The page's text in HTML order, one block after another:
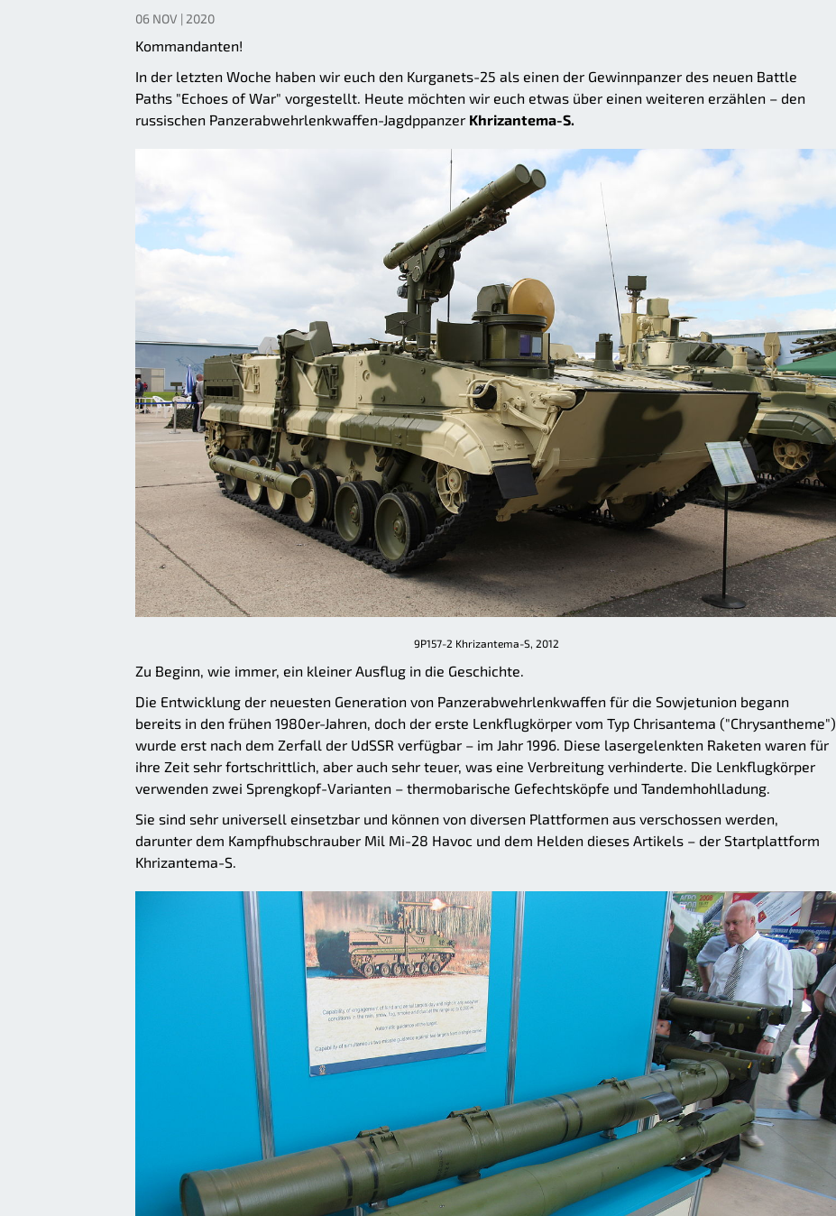
06 NOV | 2020
Kommandanten!
In der letzten Woche haben wir euch den Kurganets-25 als einen der Gewinnpanzer des neuen Battle
Paths "Echoes of War" vorgestellt. Heute möchten wir euch etwas über einen weiteren erzählen – den
russischen Panzerabwehrlenkwaffen-Jagdppanzer Khrizantema-S.
9P157-2 Khrizantema-S, 2012
Zu Beginn, wie immer, ein kleiner Ausflug in die Geschichte.
Die Entwicklung der neuesten Generation von Panzerabwehrlenkwaffen für die Sowjetunion begann
bereits in den frühen 1980er-Jahren, doch der erste Lenkflugkörper vom Typ Chrisantema ("Chrysantheme")
wurde erst nach dem Zerfall der UdSSR verfügbar – im Jahr 1996. Diese lasergelenkten Raketen waren für
ihre Zeit sehr fortschrittlich, aber auch sehr teuer, was eine Verbreitung verhinderte. Die Lenkflugkörper
verwenden zwei Sprengkopf-Varianten – thermobarische Gefechtsköpfe und Tandemhohlladung.
Sie sind sehr universell einsetzbar und können von diversen Plattformen aus verschossen werden,
darunter dem Kampfhubschrauber Mil Mi-28 Havoc und dem Helden dieses Artikels – der Startplattform
Khrizantema-S.